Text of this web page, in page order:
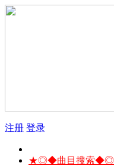
注册 登录
★◎◆曲目搜索